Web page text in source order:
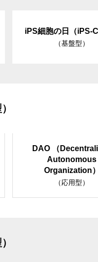
iPS細胞の日（iPS-
（基盤型）
DAO （
Autonomous
Organization
（応用型）